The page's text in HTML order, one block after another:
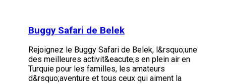
Buggy Safari de Belek
Rejoignez le Buggy Safari de Belek, l&rsquo;une
des meilleures activit&eacute;s en plein air en
Turquie pour les familles, les amateurs
d&rsquo;aventure et tous ceux qui aiment la